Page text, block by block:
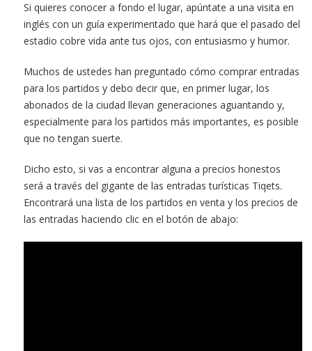
Si quieres conocer a fondo el lugar, apúntate a una visita en
inglés con un guía experimentado que hará que el pasado del
estadio cobre vida ante tus ojos, con entusiasmo y humor.
Muchos de ustedes han preguntado cómo comprar entradas
para los partidos y debo decir que, en primer lugar, los
abonados de la ciudad llevan generaciones aguantando y,
especialmente para los partidos más importantes, es posible
que no tengan suerte.
Dicho esto, si vas a encontrar alguna a precios honestos
será a través del gigante de las entradas turísticas Tiqets.
Encontrará una lista de los partidos en venta y los precios de
las entradas haciendo clic en el botón de abajo: